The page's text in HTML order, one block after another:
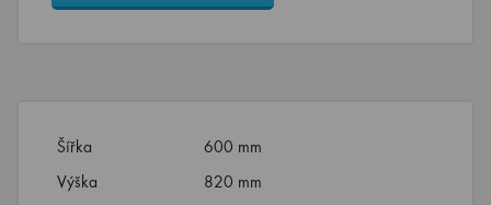
Šířka
600 mm
Výška
820 mm